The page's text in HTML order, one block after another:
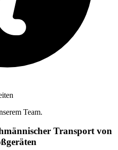
Team.
Transport von